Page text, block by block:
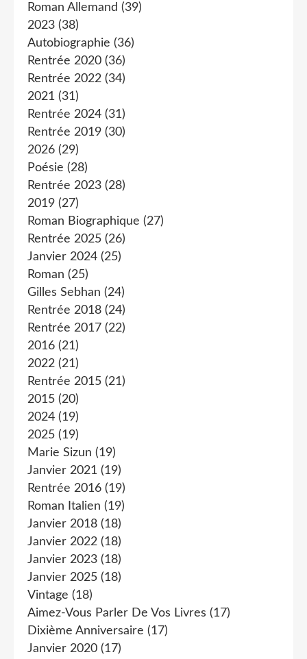
Roman Allemand (39)
2023 (38)
Autobiographie (36)
Rentrée 2020 (36)
Rentrée 2022 (34)
2021 (31)
Rentrée 2024 (31)
Rentrée 2019 (30)
2026 (29)
Poésie (28)
Rentrée 2023 (28)
2019 (27)
Roman Biographique (27)
Rentrée 2025 (26)
Janvier 2024 (25)
Roman (25)
Gilles Sebhan (24)
Rentrée 2018 (24)
Rentrée 2017 (22)
2016 (21)
2022 (21)
Rentrée 2015 (21)
2015 (20)
2024 (19)
2025 (19)
Marie Sizun (19)
Janvier 2021 (19)
Rentrée 2016 (19)
Roman Italien (19)
Janvier 2018 (18)
Janvier 2022 (18)
Janvier 2023 (18)
Janvier 2025 (18)
Vintage (18)
Aimez-Vous Parler De Vos Livres (17)
Dixième Anniversaire (17)
Janvier 2020 (17)